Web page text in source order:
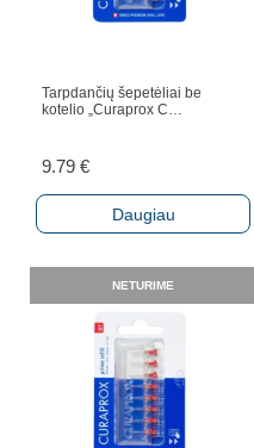
Tarpdančių šepetėliai be
kotelio „Curaprox C…
9.79 €
Daugiau
NETURIME